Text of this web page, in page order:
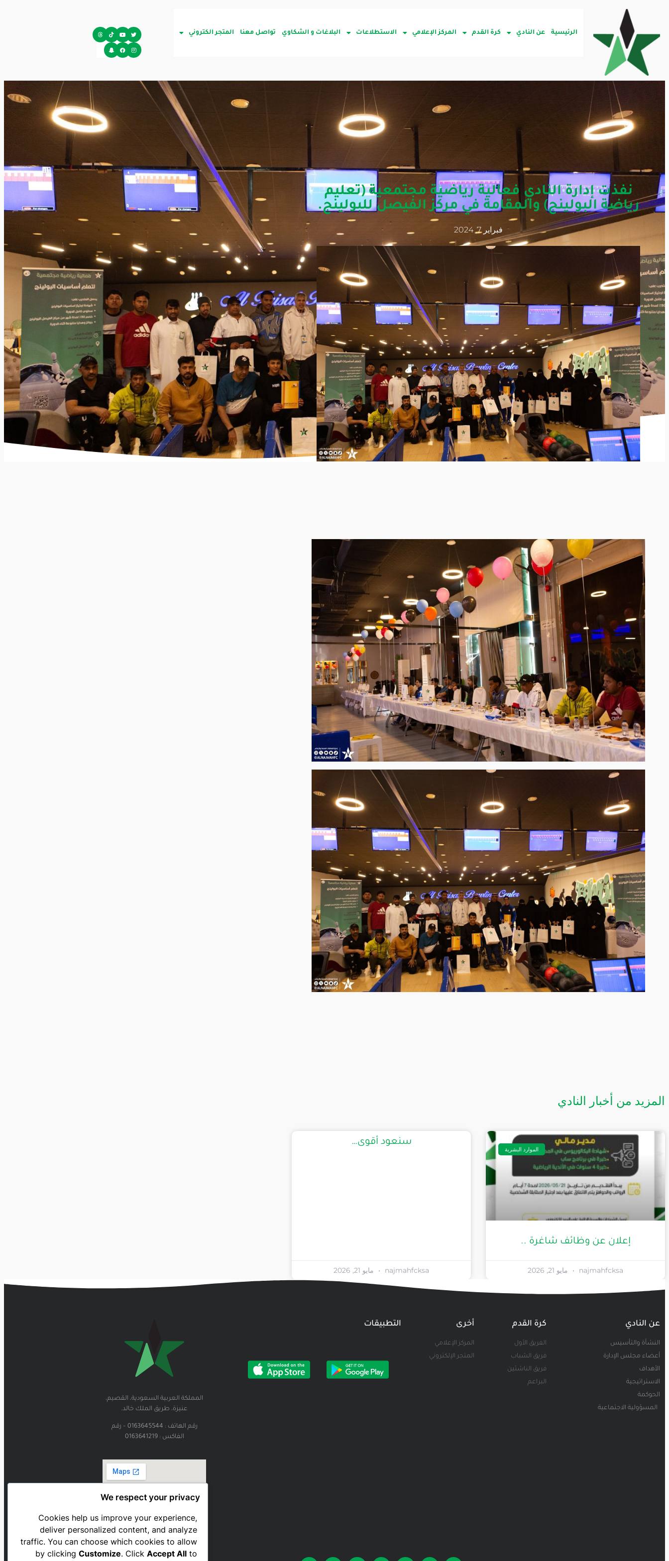
الرئيسية عن النادي كرة القدم المركز الإعلامي الاستطلاعات البلاغات و الشكاوي تواصل معنا المتجر الكتروني
نفذت إدارة النادي فعالية رياضية مجتمعية (تعليم
رياضة البولينج) والمقامة في مركز الفيصل للبولينج.
فبراير 7, 2024
المزيد من أخبار النادي
الموارد البشرية
إعلان عن وظائف شاغرة ..
najmahfcksa مايو 21, 2026
سنعود أقوى…
najmahfcksa مايو 21, 2026
عن النادي
النشأة والتأسيس
أعضاء مجلس الإدارة
الأهداف
الاستراتيجية
الحوكمة
المسؤولية الاجتماعية
كرة القدم
الفريق الأول
فريق الشباب
فريق الناشئين
البراعم
أخرى
المركز الإعلامي
المتجر الإلكتروني
التطبيقات
المملكة العربية السعودية، القصيم،
عنيزة، طريق الملك خالد.
رقم الهاتف : 0163645544 – رقم
الفاكس : 0163641219
We respect your privacy
Cookies help us improve your experience,
deliver personalized content, and analyze
traffic. You can choose which cookies to allow
by clickingCustomize. ClickAccept All to